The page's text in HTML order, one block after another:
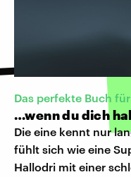
Das perfekte Buch
…wenn du dich
Die eine kennt nur
fühlt sich wie eine
Hallodri mit einer